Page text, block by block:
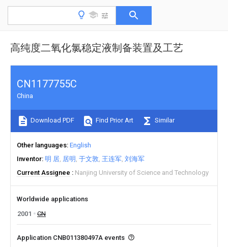
高纯度二氧化氯稳定液制备装置及工艺
CN1177755C
China
Download PDF Find Prior Art Similar
Other languages English
Inventor 明 居 居明 于文敦 王连军 刘海军
Current Assignee
Nanjing University of Science and Technology
Worldwide applications
2001
CN
Application CNB011380497A events